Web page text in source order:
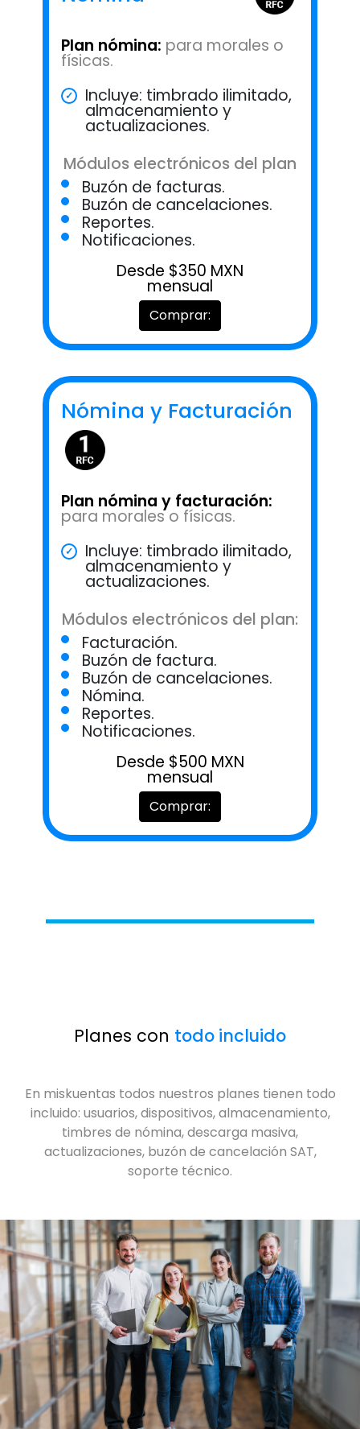
Plan nómina: para morales o
físicas.
Incluye: timbrado ilimitado,
almacenamiento y
actualizaciones.
Módulos electrónicos del plan
Buzón de facturas.
Buzón de cancelaciones.
Reportes.
Notificaciones.
Desde $350 MXN
mensual
Comprar:
Nómina y Facturación
Plan nómina y facturación:
para morales o físicas.
Incluye: timbrado ilimitado,
almacenamiento y
actualizaciones.
Módulos electrónicos del plan:
Facturación.
Buzón de factura.
Buzón de cancelaciones.
Nómina.
Reportes.
Notificaciones.
Desde $500 MXN
mensual
Comprar:
Planes con todo incluido
En miskuentas todos nuestros planes tienen todo
incluido: usuarios, dispositivos, almacenamiento,
timbres de nómina, descarga masiva,
actualizaciones, buzón de cancelación SAT,
soporte técnico.